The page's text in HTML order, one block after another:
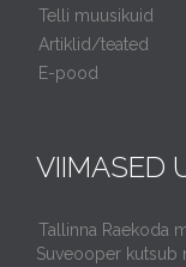
Telli muusikuid
Artiklid/teated
E-pood
VIIMASED
Tallinna Raekoda
Suveooper kutsub